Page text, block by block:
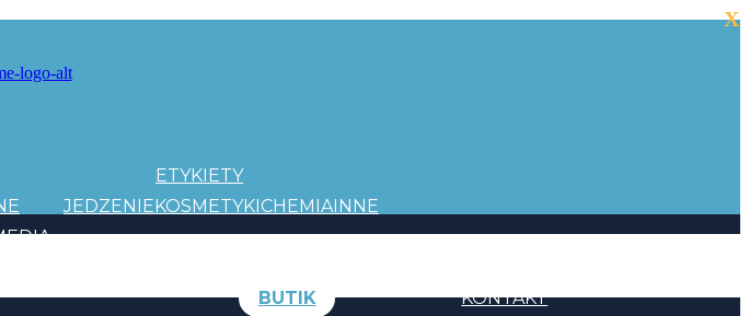
ETYKIETY
JEDZENIEKOSMETYKICHEMIAINNE
BUTIK
KONTAKT
X